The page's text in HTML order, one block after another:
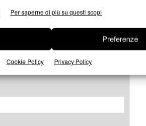
Per saperne di più su questi scopi
Preferenze
Cookie Policy Privacy Policy